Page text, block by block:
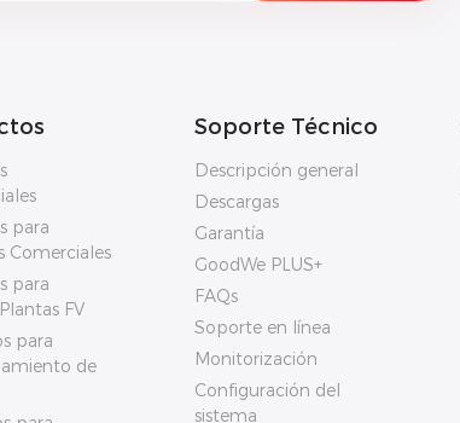
para
Comerciales
para
FV
para
de
Soporte Técnico
Descripción general
Descargas
Garantía
GoodWe PLUS+
FAQs
Soporte en línea
Monitorización
Configuración del
sistema